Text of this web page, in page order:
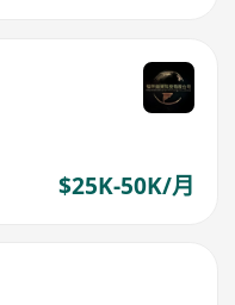
$25K-50K/月